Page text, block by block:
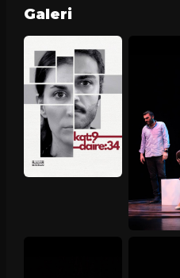
Galeri